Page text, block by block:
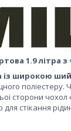
1.9 літра з
із широкою
сторони
для стікання